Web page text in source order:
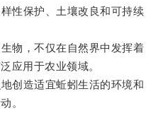
保护、土壤改良和可持续
，不仅在自然界中发挥着
应用于农业领域。
造适宜蚯蚓生活的环境和
。